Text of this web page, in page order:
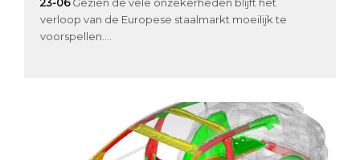
verloop van de Europese staalmarkt moeilijk te
voorspellen....